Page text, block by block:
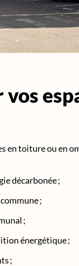
en toiture ou en
décarbonée ;
;
;
énergétique ;
;